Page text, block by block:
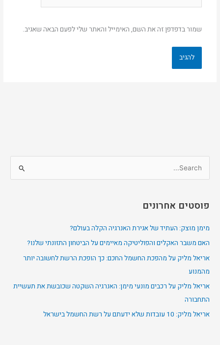
שמור בדפדפן זה את השם, האימייל והאתר שלי לפעם הבאה שאגיב.
e
r
o
r
:
פוסטים אחרונים
מימן מוצק: העתיד של אגירת האנרגיה הקלה בעולם?
האם משבר האקלים והפוליטיקה מאיימים על הביטחון התזונתי שלנו?
אריאל מליק על מהפכת החשמל החכם: כך הופכת הרשת לחשובה יותר
מהמנוע
אריאל מליק על רכבים מונעי מימן: האנרגיה השקטה שכובשת את תעשיית
התחבורה
אריאל מליק: 10 עובדות שלא ידעתם על רשת החשמל בישראל